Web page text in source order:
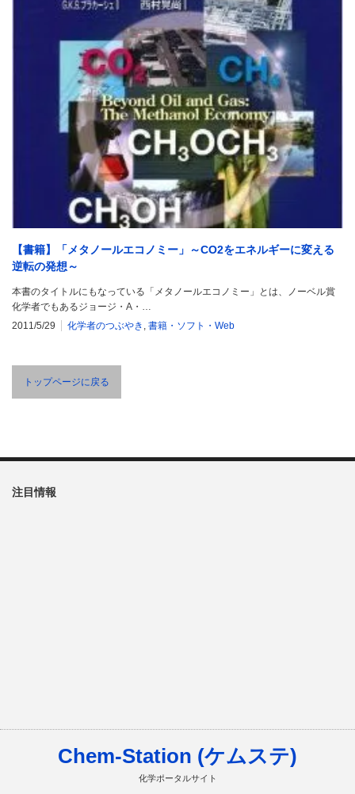
【書籍】「メタノールエコノミー」～CO2をエネルギーに変える
逆転の発想～
本書のタイトルにもなっている「メタノールエコノミー」とは、ノーベル賞
化学者でもあるジョージ・A・…
2011/5/29
化学者のつぶやき , 書籍・ソフト・Web
トップページに戻る
注目情報
Chem-Station (ケムステ)
化学ポータルサイト